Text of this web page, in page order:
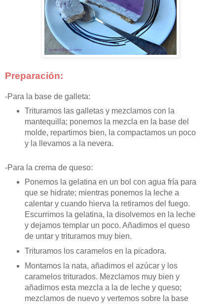
Preparación:
-Para la base de galleta:
Trituramos las galletas y mezclamos con la
mantequilla; ponemos la mezcla en la base del
molde, repartimos bien, la compactamos un poco
y la llevamos a la nevera.
-Para la crema de queso:
Ponemos la gelatina en un bol con agua fría para
que se hidrate; mientras ponemos la leche a
calentar y cuando hierva la retiramos del fuego.
Escurrimos la gelatina, la disolvemos en la leche
y dejamos templar un poco. Añadimos el queso
de untar y trituramos muy bien.
Trituramos los caramelos en la picadora.
Montamos la nata, añadimos el azúcar y los
caramelos triturados. Mezclamos muy bien y
añadimos esta mezcla a la de leche y queso;
mezclamos de nuevo y vertemos sobre la base